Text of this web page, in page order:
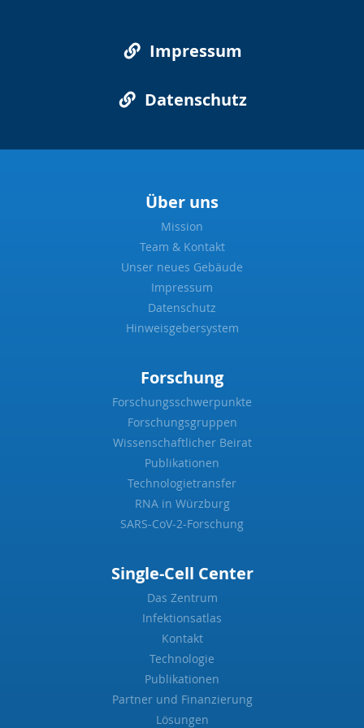
Impressum
Datenschutz
Über uns
Mission
Team & Kontakt
Unser neues Gebäude
Impressum
Datenschutz
Hinweisgebersystem
Forschung
Forschungsschwerpunkte
Forschungsgruppen
Wissenschaftlicher Beirat
Publikationen
Technologietransfer
RNA in Würzburg
SARS-CoV-2-Forschung
Single-Cell Center
Das Zentrum
Infektionsatlas
Kontakt
Technologie
Publikationen
Partner und Finanzierung
Lösungen